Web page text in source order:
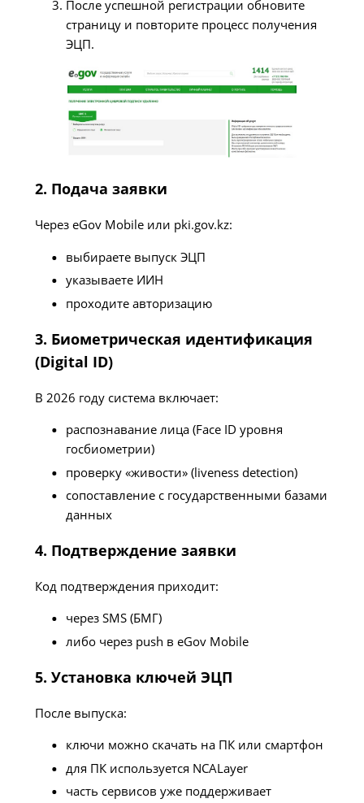
После успешной регистрации обновите
страницу и повторите процесс получения
ЭЦП.
2. Подача заявки
Через eGov Mobile или pki.gov.kz:
выбираете выпуск ЭЦП
указываете ИИН
проходите авторизацию
3. Биометрическая идентификация
(Digital ID)
В 2026 году система включает:
распознавание лица (Face ID уровня
госбиометрии)
проверку «живости» (liveness detection)
сопоставление с государственными базами
данных
4. Подтверждение заявки
Код подтверждения приходит:
через SMS (БМГ)
либо через push в eGov Mobile
5. Установка ключей ЭЦП
После выпуска:
ключи можно скачать на ПК или смартфон
для ПК используется NCALayer
часть сервисов уже поддерживает